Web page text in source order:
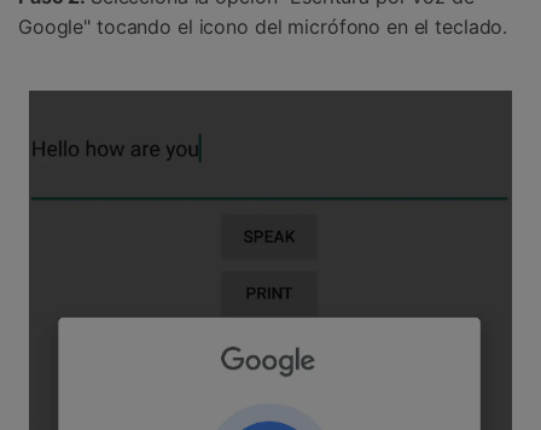
Google" tocando el icono del micrófono en el teclado.